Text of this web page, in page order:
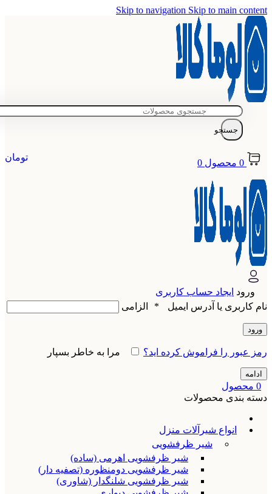
Skip to navigation Skip to main content
جستجو
0 محصول 0
تومان
ورود ایجاد حساب کاربری
نام کاربری یا آدرس ایمیل
* الزامی
ورود
رمز عبور را فراموش کرده اید؟ مرا به خاطر بسپار
ادامه
0 محصول
دسته بندی محصولات
انواع شیرآلات منزل
شیر ظرفشویی
شیر ظرفشویی اهرمی (ساده)
شیر ظرفشویی دومنظوره (تصفیه دار)
شیر ظرفشویی شلنگدار (شاوری)